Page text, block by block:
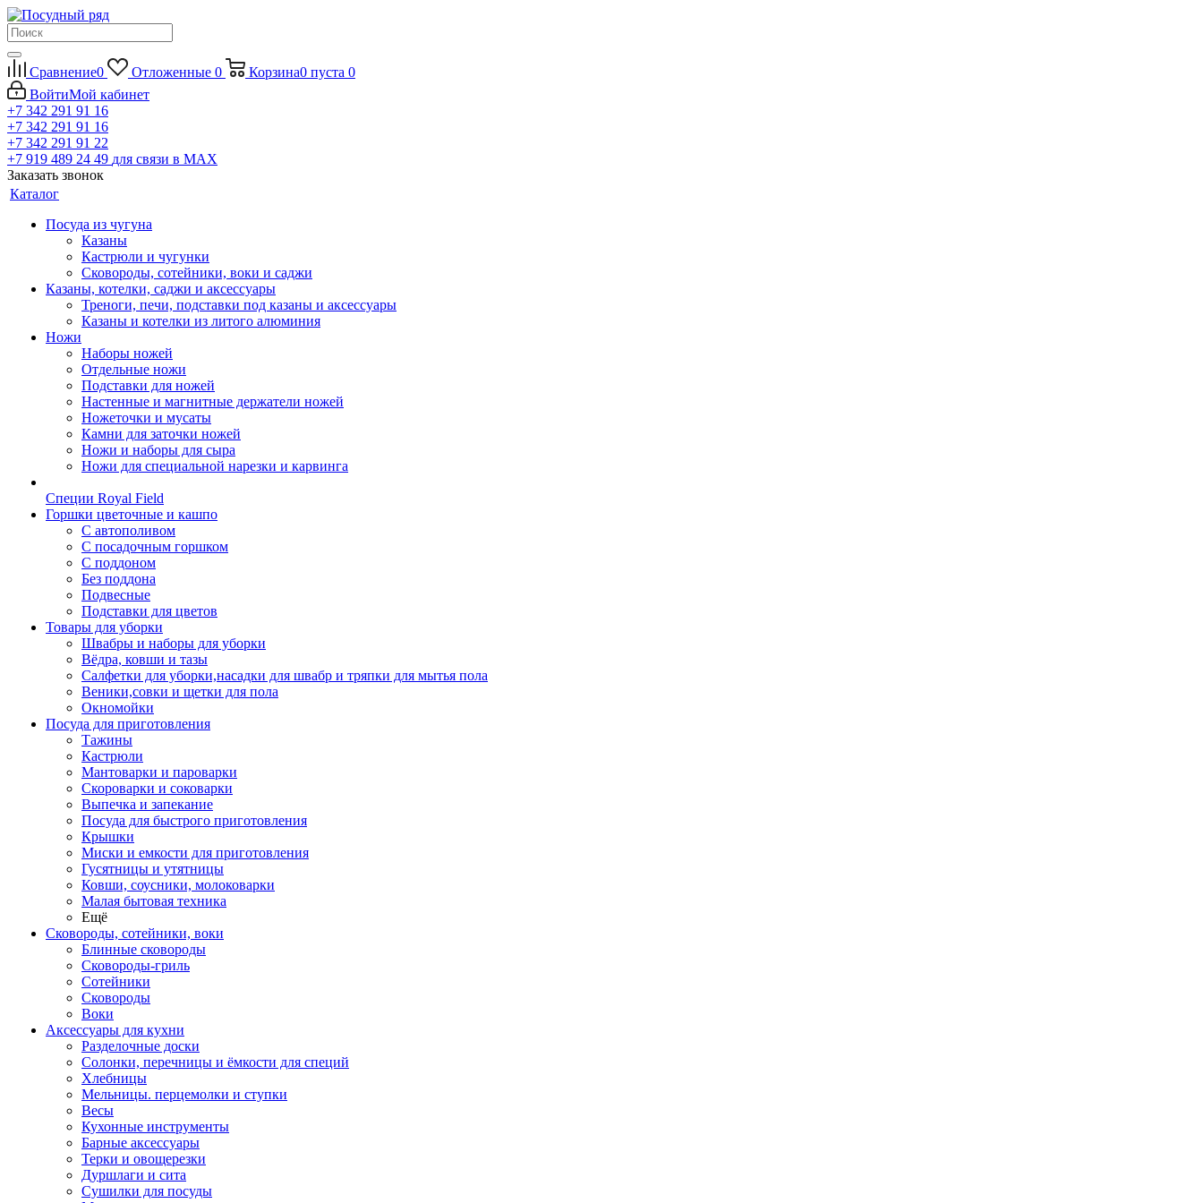
Сравнение0 Отложенные 0 Корзина0 пуста 0
ВойтиМой кабинет
+7 342 291 91 16
+7 342 291 91 16
+7 342 291 91 22
+7 919 489 24 49 для связи в МАХ
Заказать звонок
Каталог
Посуда из чугуна
Казаны
Кастрюли и чугунки
Сковороды, сотейники, воки и саджи
Казаны, котелки, саджи и аксессуары
Треноги, печи, подставки под казаны и аксессуары
Казаны и котелки из литого алюминия
Ножи
Наборы ножей
Отдельные ножи
Подставки для ножей
Настенные и магнитные держатели ножей
Ножеточки и мусаты
Камни для заточки ножей
Ножи и наборы для сыра
Ножи для специальной нарезки и карвинга
Специи Royal Field
Горшки цветочные и кашпо
С автополивом
С посадочным горшком
С поддоном
Без поддона
Подвесные
Подставки для цветов
Товары для уборки
Швабры и наборы для уборки
Вёдра, ковши и тазы
Салфетки для уборки,насадки для швабр и тряпки для мытья пола
Веники,совки и щетки для пола
Окномойки
Посуда для приготовления
Тажины
Кастрюли
Мантоварки и пароварки
Скороварки и соковарки
Выпечка и запекание
Посуда для быстрого приготовления
Крышки
Миски и емкости для приготовления
Гусятницы и утятницы
Ковши, соусники, молоковарки
Малая бытовая техника
Ещё
Сковороды, сотейники, воки
Блинные сковороды
Сковороды-гриль
Сотейники
Сковороды
Воки
Аксессуары для кухни
Разделочные доски
Солонки, перечницы и ёмкости для специй
Хлебницы
Мельницы. перцемолки и ступки
Весы
Кухонные инструменты
Барные аксессуары
Терки и овощерезки
Дуршлаги и сита
Сушилки для посуды